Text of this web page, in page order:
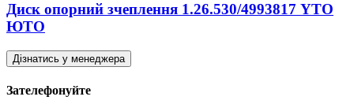
Диск опорний зчеплення 1.26.530/4993817 YTO
ЮТО
Дізнатись у менеджера
Зателефонуйте